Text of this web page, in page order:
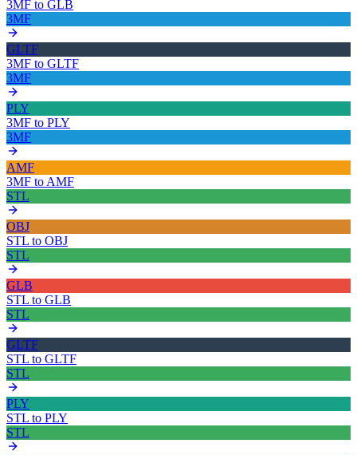
3MF to GLB
3MF
GLTF
3MF to GLTF
3MF
PLY
3MF to PLY
3MF
AMF
3MF to AMF
STL
OBJ
STL to OBJ
STL
GLB
STL to GLB
STL
GLTF
STL to GLTF
STL
PLY
STL to PLY
STL